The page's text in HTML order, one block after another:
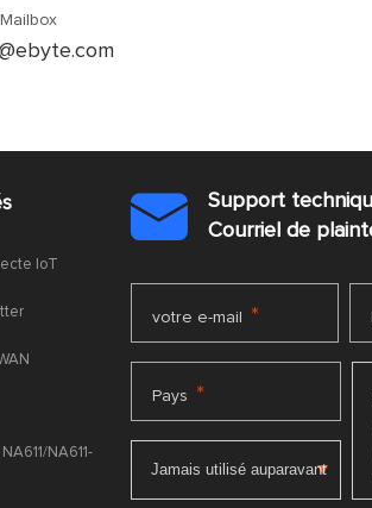
IoT
NA611-

Support
Courriel de
votre e-mail *
Pays *